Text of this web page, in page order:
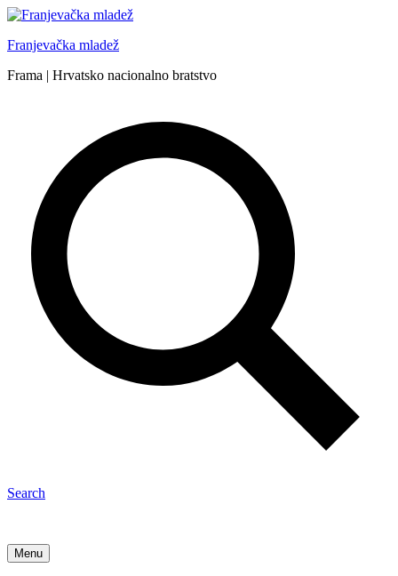
Skip
content
Franjevačka mladež
Frama | Hrvatsko nacionalno bratstvo
Search
Menu